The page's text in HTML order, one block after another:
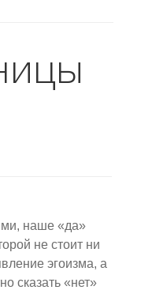
наше «да»
не стоит ни
эгоизма, а
сказать «нет»